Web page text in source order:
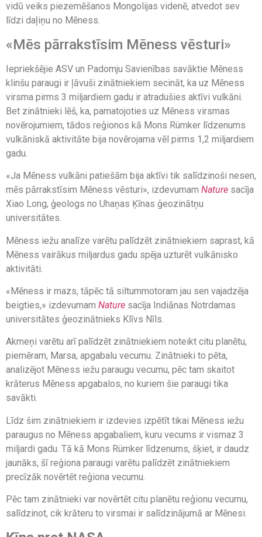
vidū veiks piezemēšanos Mongolijas videnē, atvedot sev
līdzi daļiņu no Mēness.
«Mēs pārrakstīsim Mēness vēsturi»
Iepriekšējie ASV un Padomju Savienības savāktie Mēness
klinšu paraugi ir ļāvuši zinātniekiem secināt, ka uz Mēness
virsma pirms 3 miljardiem gadu ir atradušies aktīvi vulkāni.
Bet zinātnieki lēš, ka, pamatojoties uz Mēness virsmas
novērojumiem, tādos reģionos kā Mons Rümker līdzenums
vulkāniskā aktivitāte bija novērojama vēl pirms 1,2 miljardiem
gadu.
«Ja Mēness vulkāni patiešām bija aktīvi tik salīdzinoši nesen,
mēs pārrakstīsim Mēness vēsturi», izdevumam Nature sacīja
Xiao Long, ģeologs no Uhaņas Ķīnas ģeozinātņu
universitātes.
Mēness iežu analīze varētu palīdzēt zinātniekiem saprast, kā
Mēness vairākus miljardus gadu spēja uzturēt vulkānisko
aktivitāti.
«Mēness ir mazs, tāpēc tā siltummotoram jau sen vajadzēja
beigties,» izdevumam Nature sacīja Indiānas Notrdamas
universitātes ģeozinātnieks Klīvs Nīls.
Akmeņi varētu arī palīdzēt zinātniekiem noteikt citu planētu,
piemēram, Marsa, apgabalu vecumu. Zinātnieki to pēta,
analizējot Mēness iežu paraugu vecumu, pēc tam skaitot
krāterus Mēness apgabalos, no kuriem šie paraugi tika
savākti.
Līdz šim zinātniekiem ir izdevies izpētīt tikai Mēness iežu
paraugus no Mēness apgabaliem, kuru vecums ir vismaz 3
miljardi gadu. Tā kā Mons Rümker līdzenums, šķiet, ir daudz
jaunāks, šī reģiona paraugi varētu palīdzēt zinātniekiem
precīzāk novērtēt reģiona vecumu.
Pēc tam zinātnieki var novērtēt citu planētu reģionu vecumu,
salīdzinot, cik krāteru to virsmai ir salīdzinājumā ar Mēnesi.